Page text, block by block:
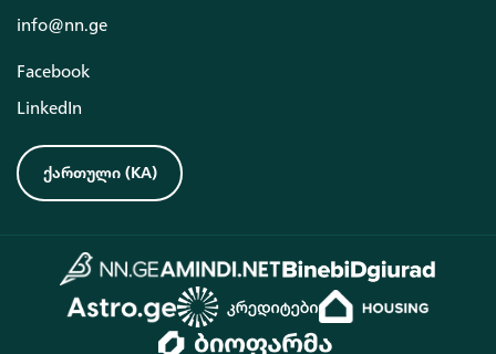
info@nn.ge
Facebook
LinkedIn
ქართული (KA)